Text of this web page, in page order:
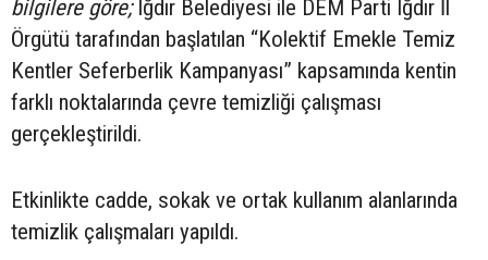
bilgilere göre;Iğdır Belediyesi ile DEM Parti Iğdır İl
Örgütü tarafından başlatılan “Kolektif Emekle Temiz
Kentler Seferberlik Kampanyası” kapsamında kentin
farklı noktalarında çevre temizliği çalışması
gerçekleştirildi.
Etkinlikte cadde, sokak ve ortak kullanım alanlarında
temizlik çalışmaları yapıldı.